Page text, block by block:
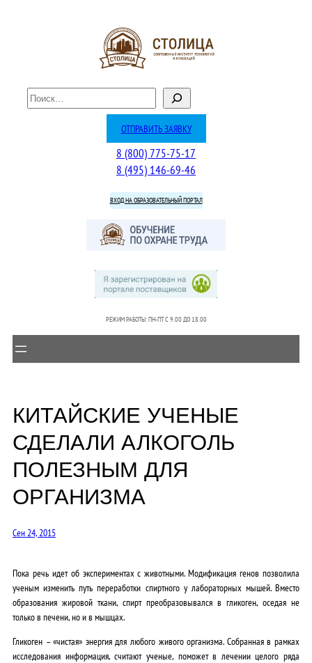
П
о
ОТПРАВИТЬ ЗАЯВКУ
8 (800) 775-75-17
8 (495) 146-69-46
ВХОД НА ОБРАЗОВАТЕЛЬНЫЙ ПОРТАЛ
РЕЖИМ РАБОТЫ: ПН-ПТ C 9.00 ДО 18.00
КИТАЙСКИЕ УЧЕНЫЕ
СДЕЛАЛИ АЛКОГОЛЬ
ПОЛЕЗНЫМ ДЛЯ
ОРГАНИЗМА
Сен 24, 2015
Пока речь идет об экспериментах с животными. Модификация генов позволила
ученым изменить путь переработки спиртного у лабораторных мышей. Вместо
образования жировой ткани, спирт преобразовывался в гликоген, оседая не
только в печени, но и в мышцах.
Гликоген – «чистая» энергия для любого живого организма. Собранная в рамках
исследования информация, считают ученые, поможет в лечении целого ряда